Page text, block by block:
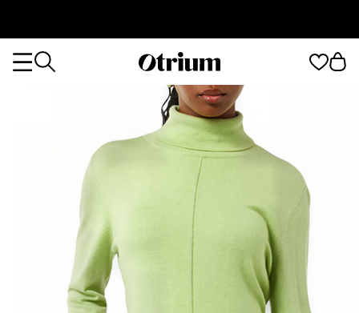
Otrium
page